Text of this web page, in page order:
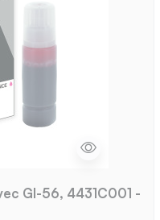
GI-56, 4431C001 -